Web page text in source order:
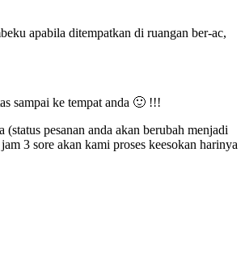
apabila ditempatkan di ruangan ber-ac,
sampai ke tempat anda 🙂 !!!
pesanan anda akan berubah menjadi
3 sore akan kami proses keesokan harinya